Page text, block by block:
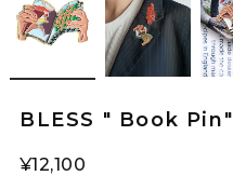
BLESS " Book Pin"
¥12,100